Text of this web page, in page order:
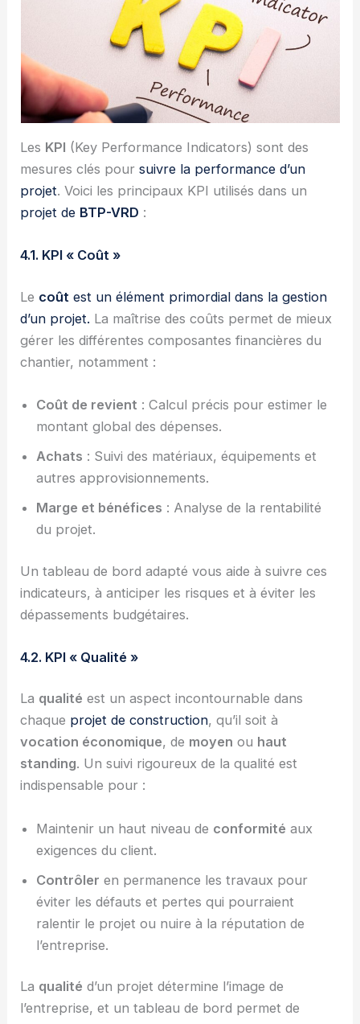
Les KPI (Key Performance Indicators) sont des
mesures clés poursuivre la performance d’un
projet. Voici les principaux KPI utilisés dans un
projet de BTP-VRD :
4.1. KPI « Coût »
Le coût est un élément primordial dans la gestion
d’un projet. La maîtrise des coûts permet de mieux
gérer les différentes composantes financières du
chantier, notamment :
Coût de revient : Calcul précis pour estimer le
montant global des dépenses.
Achats : Suivi des matériaux, équipements et
autres approvisionnements.
Marge et bénéfices : Analyse de la rentabilité
du projet.
Un tableau de bord adapté vous aide à suivre ces
indicateurs, à anticiper les risques et à éviter les
dépassements budgétaires.
4.2. KPI « Qualité »
La qualité est un aspect incontournable dans
chaque projet de construction, qu’il soit à
vocation économique, de moyen ou haut
standing. Un suivi rigoureux de la qualité est
indispensable pour :
Maintenir un haut niveau de conformité aux
exigences du client.
Contrôler en permanence les travaux pour
éviter les défauts et pertes qui pourraient
ralentir le projet ou nuire à la réputation de
l’entreprise.
La qualité d’un projet détermine l’image de
l’entreprise, et un tableau de bord permet de